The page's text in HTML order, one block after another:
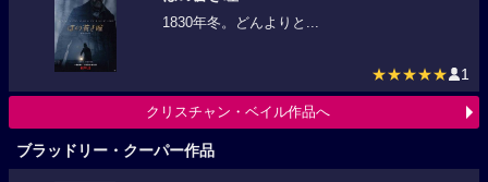
1830年冬。どんよりと...
★★★★★ 1
クリスチャン・ベイル作品へ
ブラッドリー・クーパー作品